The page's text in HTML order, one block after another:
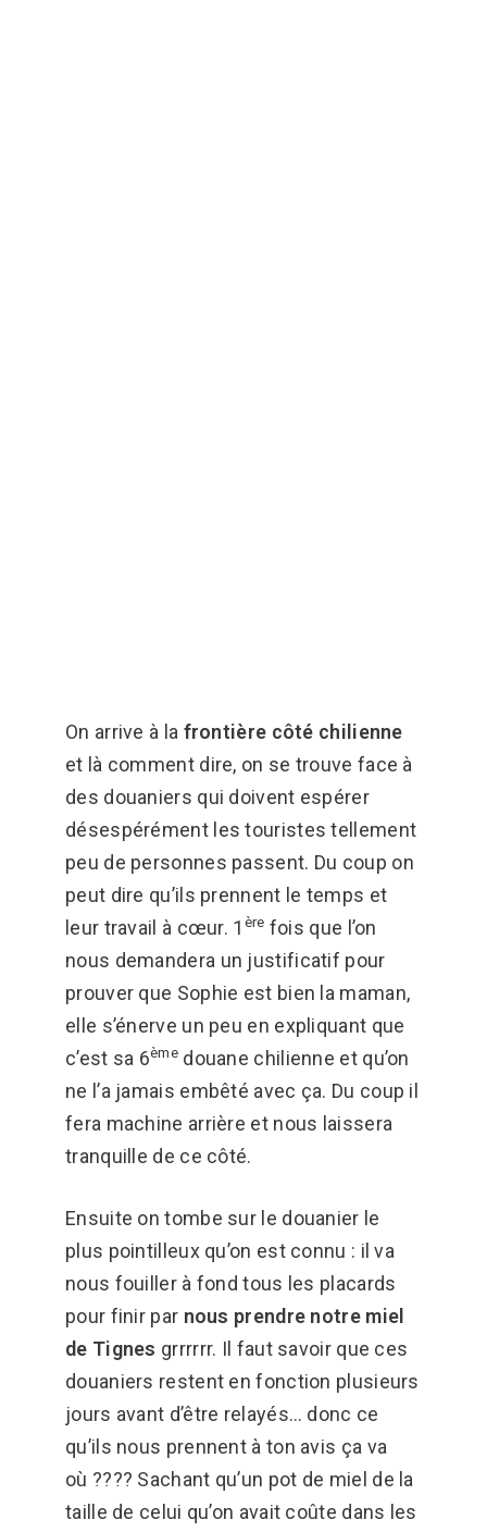
On arrive à la frontière côté chilienne
et là comment dire, on se trouve face à
des douaniers qui doivent espérer
désespérément les touristes tellement
peu de personnes passent. Du coup on
peut dire qu’ils prennent le temps et
leur travail à cœur. 1 ère fois que l’on
nous demandera un justificatif pour
prouver que Sophie est bien la maman,
elle s’énerve un peu en expliquant que
c’est sa 6èmedouane chilienne et qu’on
ne l’a jamais embêté avec ça. Du coup il
fera machine arrière et nous laissera
tranquille de ce côté.
Ensuite on tombe sur le douanier le
plus pointilleux qu’on est connu : il va
nous fouiller à fond tous les placards
pour finir par nous prendre notre miel
de Tignes grrrrrr. Il faut savoir que ces
douaniers restent en fonction plusieurs
jours avant d’être relayés… donc ce
qu’ils nous prennent à ton avis ça va
où ???? Sachant qu’un pot de miel de la
taille de celui qu’on avait coûte dans les